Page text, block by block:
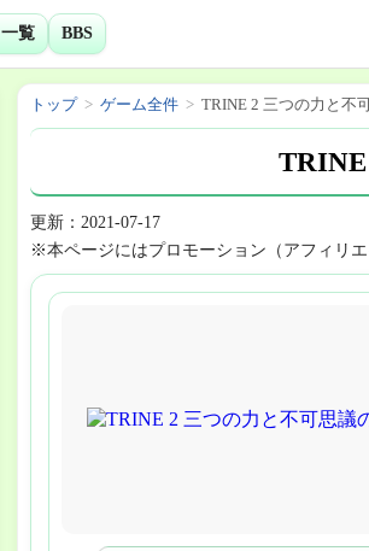
一覧 BBS
トップ ゲーム全件 TRINE 2 三つの力と不
更新：2021-07-17
※本ページにはプロモーション（アフィリエ